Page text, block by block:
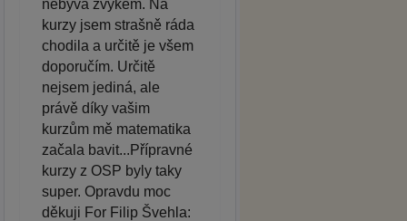
nebývá zvykem. Na
kurzy jsem strašně ráda
chodila a určitě je všem
doporučím. Určitě
nejsem jediná, ale
právě díky vašim
kurzům mě matematika
začala bavit...Přípravné
kurzy z OSP byly taky
super. Opravdu moc
děkuji For Filip Švehla: